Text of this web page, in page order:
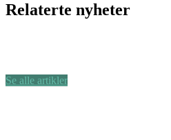
Relaterte nyheter
Se alle artikler